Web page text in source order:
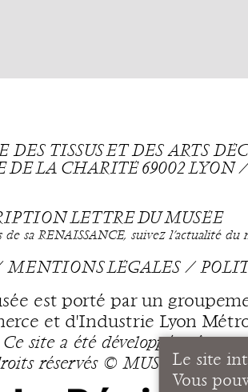
DES TISSUS ET DES ARTS
DE LA CHARITÉ 69002 LYON
LETTRE DU MUSÉE
de sa RENAISSANCE, suivez l’actualité du
MENTIONS LÉGALES
est porté par un
et d'Industrie Lyon
Ce site a été développé grâce
réservés © MUSÉE DES
Le site
Vous